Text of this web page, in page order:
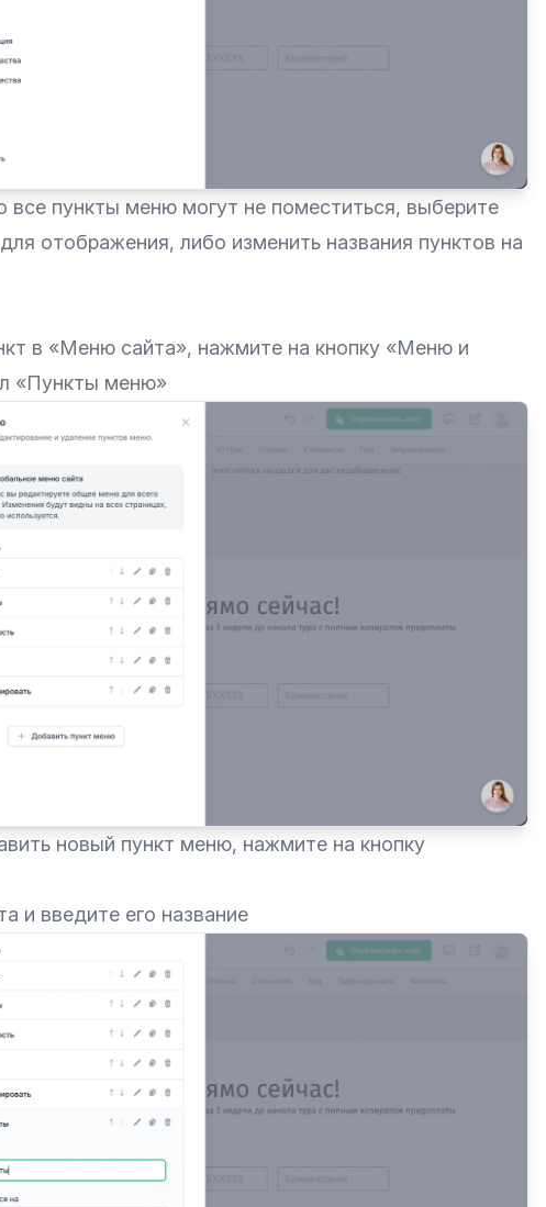
все пункты меню могут не поместиться, выберите
отображения, либо изменить названия пунктов на
в «Меню сайта», нажмите на кнопку «Меню и
«Пункты меню»
новый пункт меню, нажмите на кнопку
и введите его название